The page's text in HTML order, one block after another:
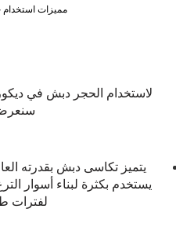
مميزات
لاستخدام الحجر دبش في
يتميز تكاسى دبش بقدرته
يستخدم بكثرة لبناء أسوار
لفترات